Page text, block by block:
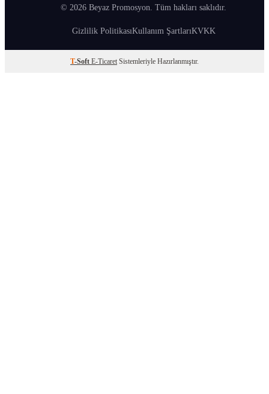
© 2026 Beyaz Promosyon. Tüm hakları saklıdır.
Gizlilik PolitikasıKullanım ŞartlarıKVKK
T-Soft E-Ticaret Sistemleriyle Hazırlanmıştır.